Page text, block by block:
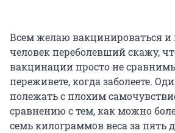
Всем желаю вакцинироваться и
человек переболевший скажу,
вакцинации просто не
переживете, когда заболеете.
полежать с плохим
сравнению с тем, как можно
семь килограммов веса за пять